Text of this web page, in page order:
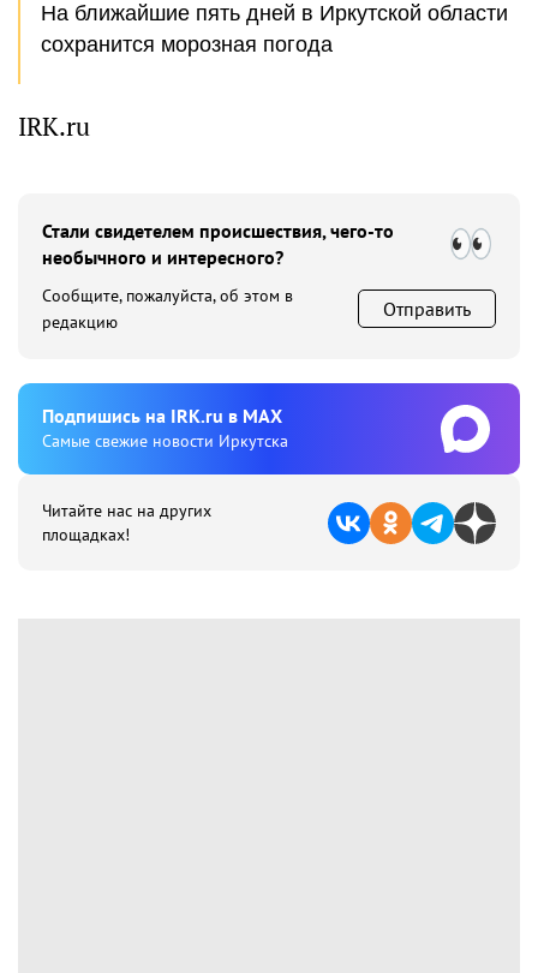
На ближайшие пять дней в Иркутской области
сохранится морозная погода
IRK.ru
Стали свидетелем происшествия, чего-то
необычного и интересного?
Сообщите, пожалуйста, об этом в
редакцию
Отправить
Подпишиcь на IRK.ru в MAX
Cамые свежие новости Иркутска
Читайте нас на других
площадках!